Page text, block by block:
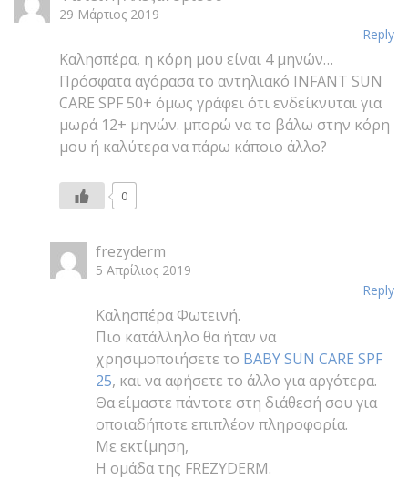
29 Μάρτιος 2019
Reply
Καλησπέρα, η κόρη μου είναι 4 μηνών…
Πρόσφατα αγόρασα το αντηλιακό INFANT SUN
CARE SPF 50+ όμως γράφει ότι ενδείκνυται για
μωρά 12+ μηνών. μπορώ να το βάλω στην κόρη
μου ή καλύτερα να πάρω κάποιο άλλο?
0
frezyderm
5 Απρίλιος 2019
Reply
Καλησπέρα Φωτεινή.
Πιο κατάλληλο θα ήταν να
χρησιμοποιήσετε το BABY SUN CARE SPF
25, και να αφήσετε το άλλο για αργότερα.
Θα είμαστε πάντοτε στη διάθεσή σου για
οποιαδήποτε επιπλέον πληροφορία.
Με εκτίμηση,
Η ομάδα της FREZYDERM.